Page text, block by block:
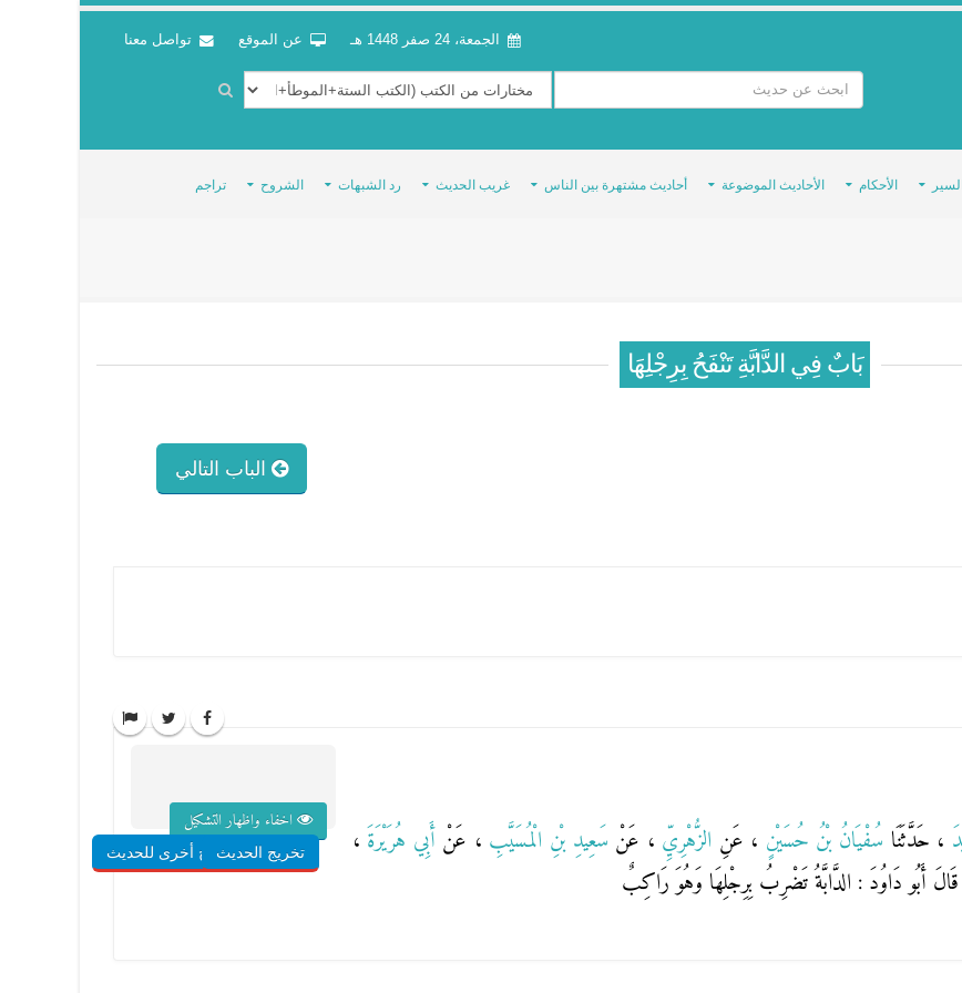
الجمعة، 24 صفر 1448 هـ عن الموقع تواصل معنا
السير الأحكام الأحاديث الموضوعة أحاديث مشتهرة بين الناس غريب الحديث رد الشبهات الشروح تراجم
بَابٌ فِي الدَّابَّةِ تَنْفَحُ بِرِجْلِهَا
الباب التالي
، حَدَّثَنَا سُفْيَانُ بْنُ حُسَيْنٍ ، عَنِ الزُّهْرِيِّ ، عَنْ سَعِيدِ بْنِ الْمُسَيَّبِ ، عَنْ أَبِي هُرَيْرَةَ ،
قَالَ أَبُو دَاوُدَ : الدَّابَّةُ تَضْرِبُ بِرِجْلِهَا وَهُوَ رَاكِبٌ
اخفاء واظهار التشكيل
تخريج الحديثشروح أخرى للحديث